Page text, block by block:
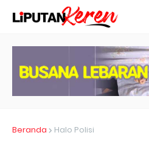
Beranda Halo Polisi